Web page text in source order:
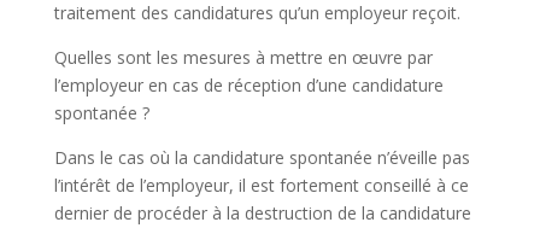
traitement des candidatures qu’un employeur reçoit.
Quelles sont les mesures à mettre en œuvre par
l’employeur en cas de réception d’une candidature
spontanée ?
Dans le cas où la candidature spontanée n’éveille pas
l’intérêt de l’employeur, il est fortement conseillé à ce
dernier de procéder à la destruction de la candidature